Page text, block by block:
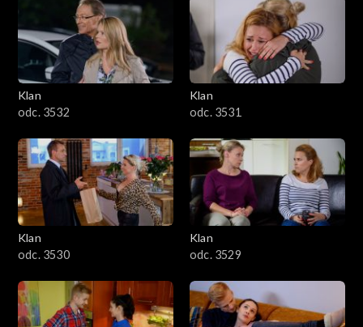
Klan
odc. 3532
Klan
odc. 3531
Klan
odc. 3530
Klan
odc. 3529